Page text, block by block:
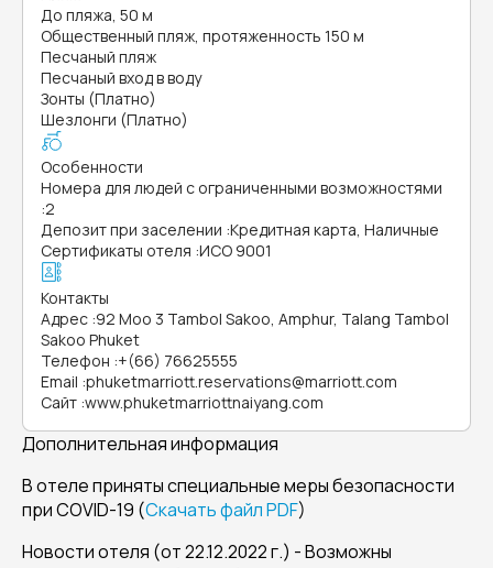
До пляжа, 50 м
Общественный пляж, протяженность 150 м
Песчаный пляж
Песчаный вход в воду
Зонты (Платно)
Шезлонги (Платно)
Особенности
Номера для людей с ограниченными возможностями
:2
Депозит при заселении :Кредитная карта, Наличные
Сертификаты отеля :ИСО 9001
Контакты
Адрес :92 Moo 3 Tambol Sakoo, Amphur, Talang Tambol
Sakoo Phuket
Телефон :+(66) 76625555
Email :phuketmarriott.reservations@marriott.com
Сайт :www.phuketmarriottnaiyang.com
Дополнительная информация
В отеле приняты специальные меры безопасности
при COVID-19 (Скачать файл PDF)
Новости отеля (от 22.12.2022 г.) - Возможны